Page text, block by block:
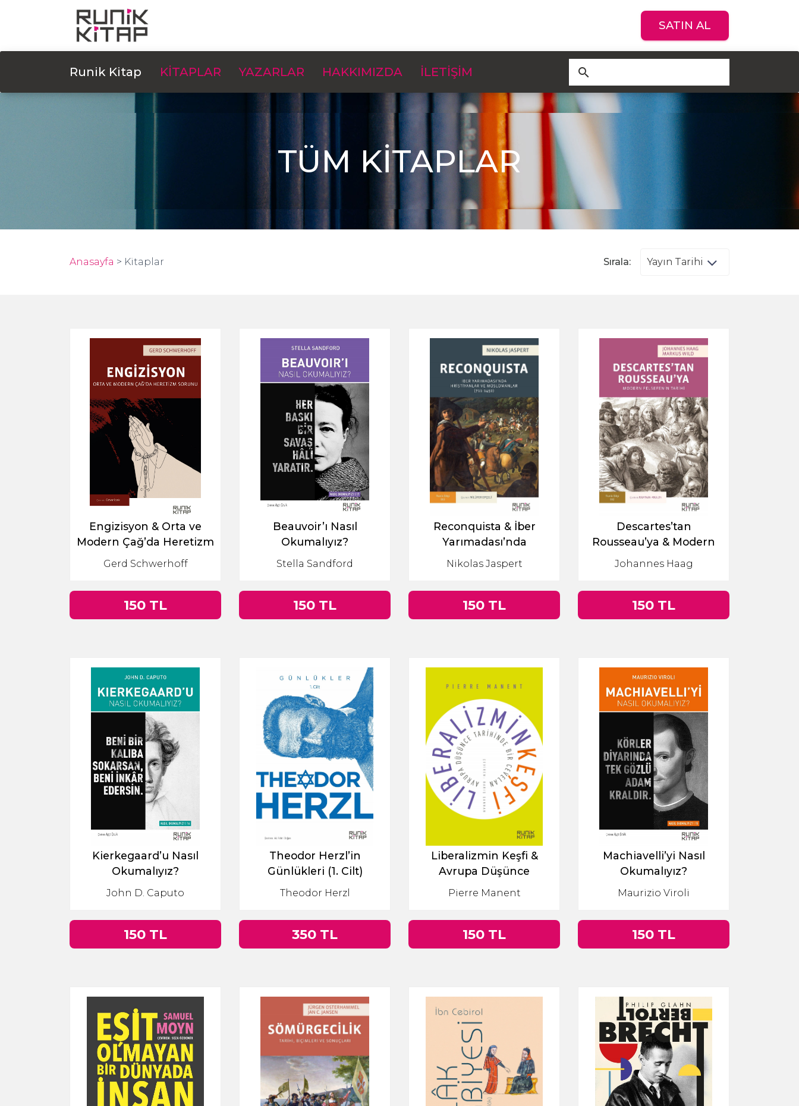
SATIN AL
Runik Kitap KİTAPLAR YAZARLAR HAKKIMIZDA İLETİŞİM search
TÜM KİTAPLAR
Anasayfa > Kitaplar Sırala:
Engizisyon & Orta ve
Modern Çağ’da Heretizm
Sorunu
Gerd Schwerhoff
150 TL
Beauvoir’ı Nasıl
Okumalıyız?
Stella Sandford
150 TL
Reconquista & İber
Yarımadası’nda
Hristiyanlar ve
Müslümanlar (711-1492)
Nikolas Jaspert
150 TL
Descartes’tan
Rousseau’ya & Modern
Felsefenin Tarihi
Johannes Haag
150 TL
Kierkegaard’u Nasıl
Okumalıyız?
John D. Caputo
150 TL
Theodor Herzl’in
Günlükleri (1. Cilt)
Theodor Herzl
350 TL
Liberalizmin Keşfi &
Avrupa Düşünce
Tarihinde Bir Cevelan
Pierre Manent
150 TL
Machiavelli’yi Nasıl
Okumalıyız?
Maurizio Viroli
150 TL